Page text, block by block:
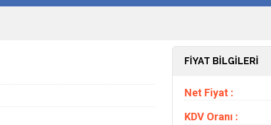
FİYAT BİLGİLERİ
Net Fiyat :
KDV Oranı :